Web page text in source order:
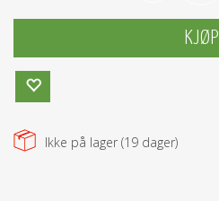
KJØP
Ikke på lager (19 dager)